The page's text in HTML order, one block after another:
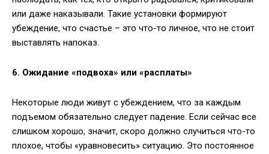
или даже наказывали. Такие установки формируют
убеждение, что счастье – это что-то личное, что не стоит
выставлять напоказ.
6. Ожидание «подвоха» или «расплаты»
Некоторые люди живут с убеждением, что за каждым
подъемом обязательно следует падение. Если сейчас все
слишком хорошо, значит, скоро должно случиться что-то
плохое, чтобы «уравновесить» ситуацию. Это постоянное